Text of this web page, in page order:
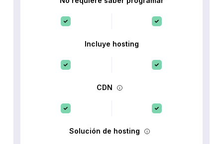
Incluye hosting
CDN
Solución de hosting